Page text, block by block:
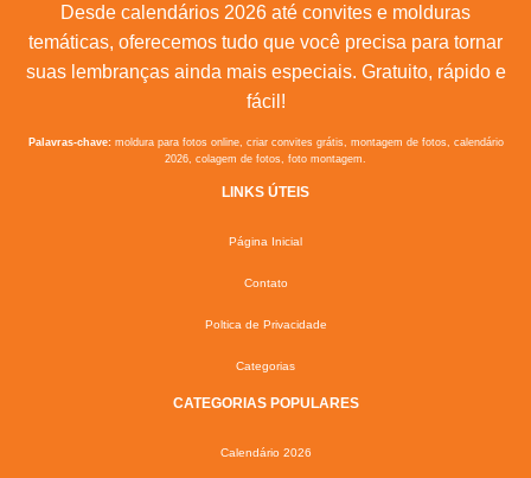
Desde calendários 2026 até convites e molduras
temáticas, oferecemos tudo que você precisa para tornar
suas lembranças ainda mais especiais. Gratuito, rápido e
fácil!
Palavras-chave:moldura para fotos online, criar convites grátis, montagem de fotos, calendário
2026, colagem de fotos, foto montagem.
LINKS ÚTEIS
Página Inicial
Contato
Poltica de Privacidade
Categorias
CATEGORIAS POPULARES
Calendário 2026